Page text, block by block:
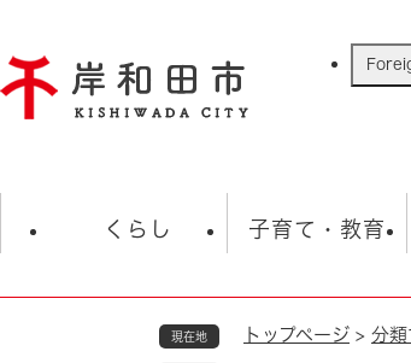
ジ
の
くらし
住
子育て・教育
学校
現在地 トップページ > 分類